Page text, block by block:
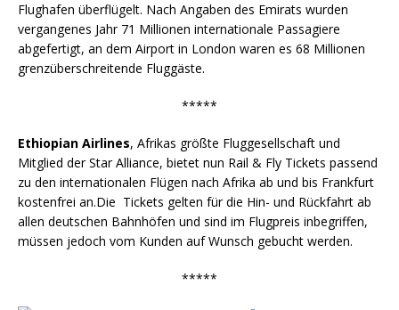
Flughafen überflügelt. Nach Angaben des Emirats wurden
vergangenes Jahr 71 Millionen internationale Passagiere
abgefertigt, an dem Airport in London waren es 68 Millionen
grenzüberschreitende Fluggäste.
*****
Ethiopian Airlines, Afrikas größte Fluggesellschaft und
Mitglied der Star Alliance, bietet nun Rail & Fly Tickets passend
zu den internationalen Flügen nach Afrika ab und bis Frankfurt
kostenfrei an.Die Tickets gelten für die Hin- und Rückfahrt ab
allen deutschen Bahnhöfen und sind im Flugpreis inbegriffen,
müssen jedoch vom Kunden auf Wunsch gebucht werden.
*****